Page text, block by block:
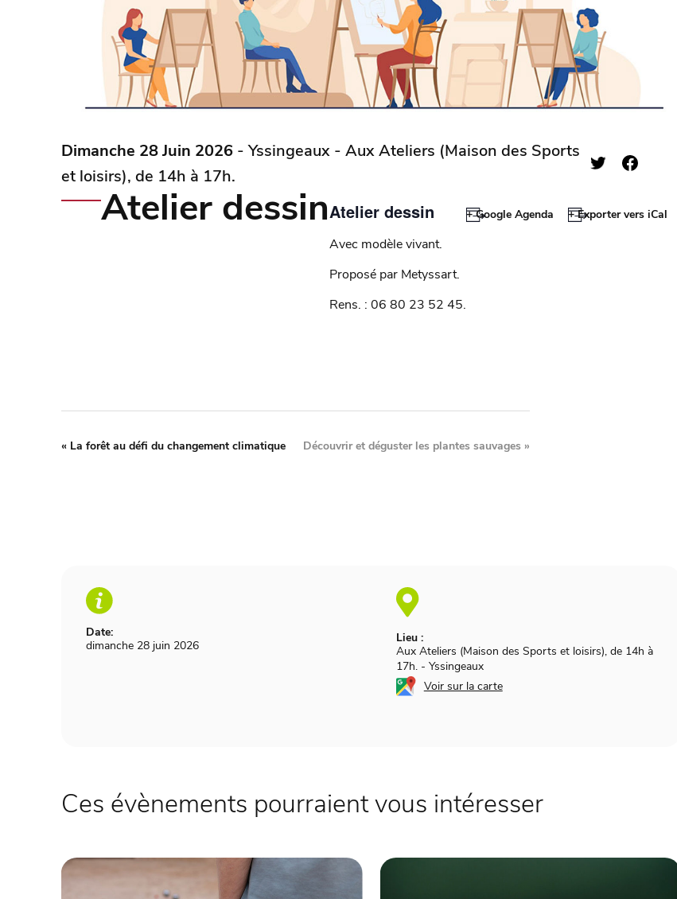
Dimanche 28 Juin 2026 - Yssingeaux - Aux Ateliers (Maison des Sports
et loisirs), de 14h à 17h.
Atelier dessinAtelier dessin
Avec modèle vivant.
Proposé par Metyssart.
Rens. : 06 80 23 52 45.
+ Google Agenda + Exporter vers iCal
Date:
dimanche 28 juin 2026
Lieu :
Aux Ateliers (Maison des Sports et loisirs), de 14h à
17h. - Yssingeaux
Voir sur la carte
« La forêt au défi du changement climatique Découvrir et déguster les plantes sauvages »
Ces évènements pourraient vous intéresser